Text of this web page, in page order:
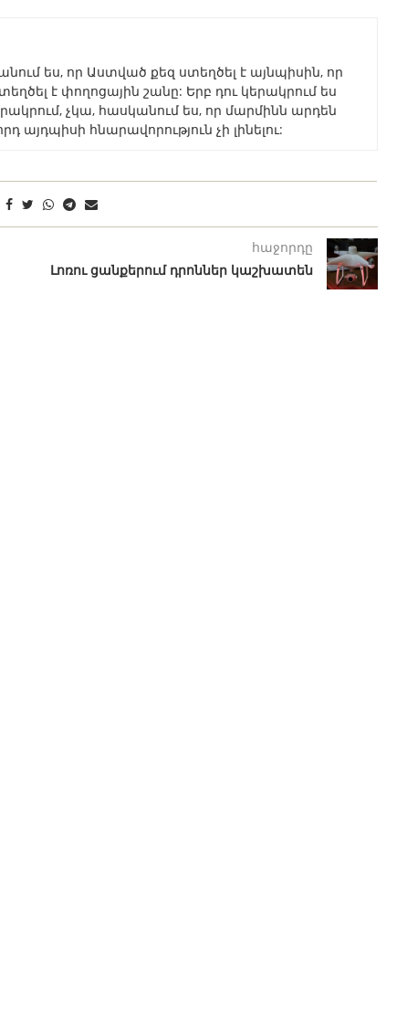
ես, որ Աստված քեզ ստեղծել է այնպիսին, որ
է փողոցային շանը: Երբ դու կերակրում ես
չկա, հասկանում ես, որ մարմինն արդեն
այդպիսի հնարավորություն չի լինելու:
հաջորդը
Լոռու ցանքերում դրոններ կաշխատեն